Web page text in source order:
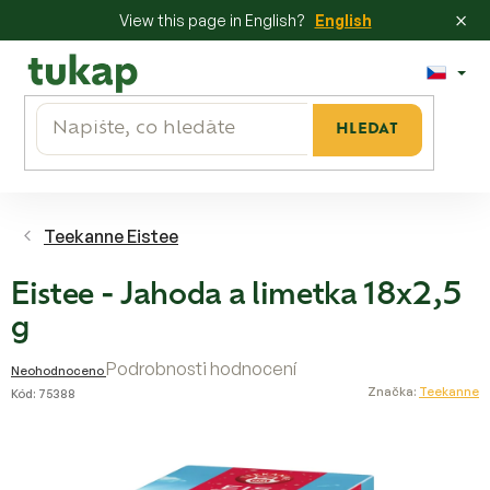
View this page in English? English ×
obsah
HLEDAT
Teekanne Eistee
Eistee - Jahoda a limetka 18x2,5
g
Průměrné
hodnocení
Neohodnoceno Podrobnosti hodnocení
Značka: Teekanne
Kód: 75388